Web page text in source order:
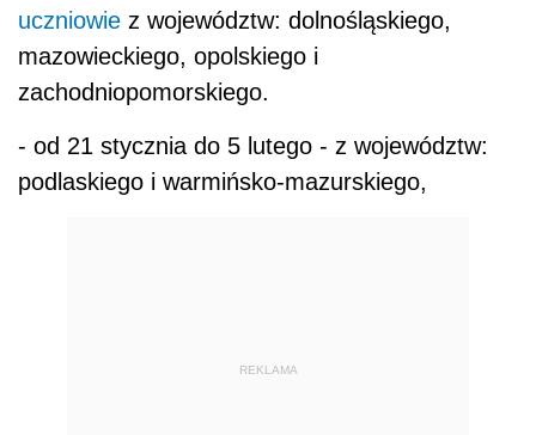
uczniowie z województw: dolnośląskiego,
mazowieckiego, opolskiego i
zachodniopomorskiego.
- od 21 stycznia do 5 lutego - z województw:
podlaskiego i warmińsko-mazurskiego,
REKLAMA